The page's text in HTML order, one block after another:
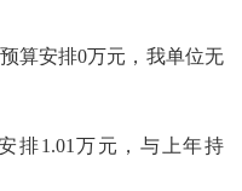
算安排0万元， 我单位无
排1.01万元，与上年持